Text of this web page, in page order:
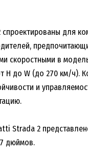
для
скоростными в
Н до W (до 270 км/ч).
и
Strada 2
дюймов.